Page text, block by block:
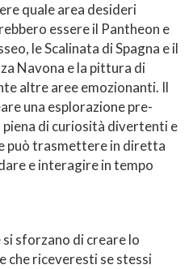
quale area desideri
essere il Pantheon e
le Scalinata di Spagna e il
Navona e la pittura di
altre aree emozionanti. Il
una esplorazione pre-
di curiosità divertenti e
può trasmettere in diretta
e interagire in tempo
sforzano di creare lo
che riceveresti se stessi